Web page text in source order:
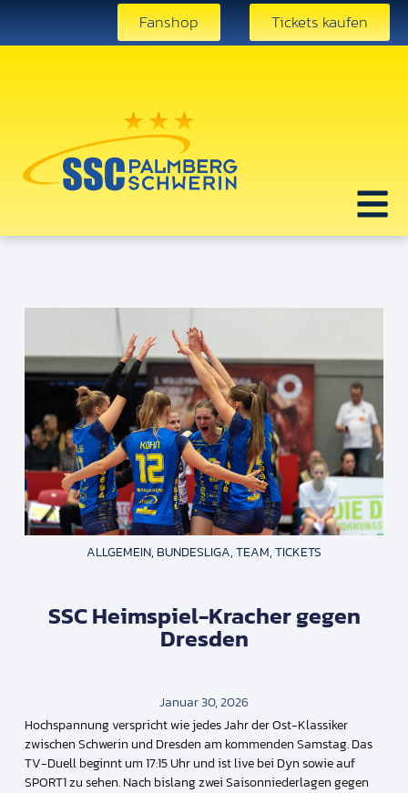
Fanshop Tickets kaufen
ALLGEMEIN, BUNDESLIGA,TEAM,TICKETS
SSC Heimspiel-Kracher gegen
Dresden
Januar 30, 2026
Hochspannung verspricht wie jedes Jahr der Ost-Klassiker
zwischen Schwerin und Dresden am kommenden Samstag. Das
TV-Duell beginnt um 17:15 Uhr und ist live bei Dyn sowie auf
SPORT1 zu sehen. Nach bislang zwei Saison­niederlagen gegen